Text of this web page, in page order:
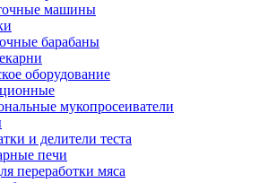
машины
барабаны
оборудование
мукопросеиватели
и делители теста
печи
переработки мяса